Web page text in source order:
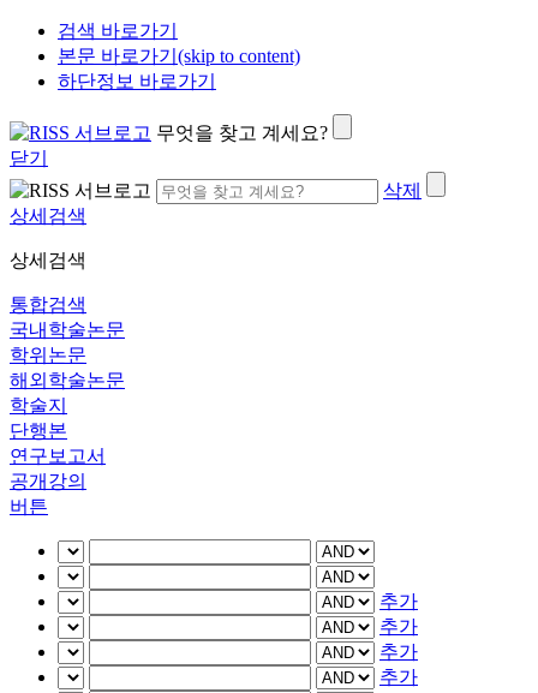
검색 바로가기
본문 바로가기(skip to content)
하단정보 바로가기
무엇을 찾고 계세요?
닫기
삭제
상세검색
상세검색
통합검색
국내학술논문
학위논문
해외학술논문
학술지
단행본
연구보고서
공개강의
버튼
추가
추가
추가
추가